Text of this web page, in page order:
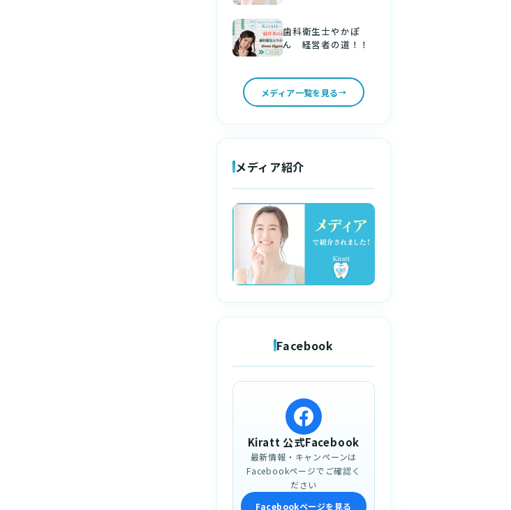
歯科衛生士やかぽ
ん 経営者の道！！
メディア一覧を見る
メディア紹介
Facebook
Kiratt 公式Facebook
最新情報・キャンペーンは
Facebookページでご確認く
ださい
Facebookページを見る